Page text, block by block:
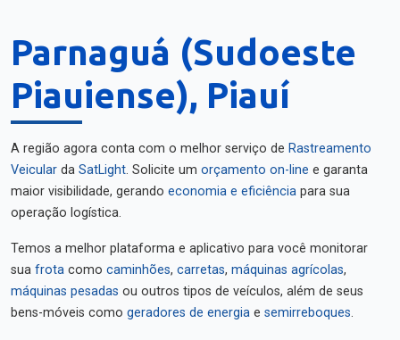
Parnaguá (Sudoeste
Piauiense), Piauí
A região agora conta com o melhor serviço de Rastreamento
Veicular da SatLight. Solicite um orçamento on-line e garanta
maior visibilidade, gerando economia e eficiência para sua
operação logística.
Temos a melhor plataforma e aplicativo para você monitorar
sua frota como caminhões, carretas, máquinas agrícolas,
máquinas pesadas ou outros tipos de veículos, além de seus
bens-móveis como geradores de energia e semirreboques.